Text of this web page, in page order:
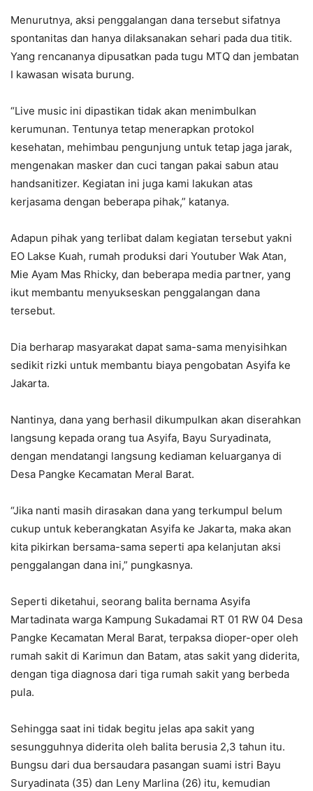
Menurutnya, aksi penggalangan dana tersebut sifatnya
spontanitas dan hanya dilaksanakan sehari pada dua titik.
Yang rencananya dipusatkan pada tugu MTQ dan jembatan
I kawasan wisata burung.
“Live music ini dipastikan tidak akan menimbulkan
kerumunan. Tentunya tetap menerapkan protokol
kesehatan, mehimbau pengunjung untuk tetap jaga jarak,
mengenakan masker dan cuci tangan pakai sabun atau
handsanitizer. Kegiatan ini juga kami lakukan atas
kerjasama dengan beberapa pihak,” katanya.
Adapun pihak yang terlibat dalam kegiatan tersebut yakni
EO Lakse Kuah, rumah produksi dari Youtuber Wak Atan,
Mie Ayam Mas Rhicky, dan beberapa media partner, yang
ikut membantu menyukseskan penggalangan dana
tersebut.
Dia berharap masyarakat dapat sama-sama menyisihkan
sedikit rizki untuk membantu biaya pengobatan Asyifa ke
Jakarta.
Nantinya, dana yang berhasil dikumpulkan akan diserahkan
langsung kepada orang tua Asyifa, Bayu Suryadinata,
dengan mendatangi langsung kediaman keluarganya di
Desa Pangke Kecamatan Meral Barat.
“Jika nanti masih dirasakan dana yang terkumpul belum
cukup untuk keberangkatan Asyifa ke Jakarta, maka akan
kita pikirkan bersama-sama seperti apa kelanjutan aksi
penggalangan dana ini,” pungkasnya.
Seperti diketahui, seorang balita bernama Asyifa
Martadinata warga Kampung Sukadamai RT 01 RW 04 Desa
Pangke Kecamatan Meral Barat, terpaksa dioper-oper oleh
rumah sakit di Karimun dan Batam, atas sakit yang diderita,
dengan tiga diagnosa dari tiga rumah sakit yang berbeda
pula.
Sehingga saat ini tidak begitu jelas apa sakit yang
sesungguhnya diderita oleh balita berusia 2,3 tahun itu.
Bungsu dari dua bersaudara pasangan suami istri Bayu
Suryadinata (35) dan Leny Marlina (26) itu, kemudian